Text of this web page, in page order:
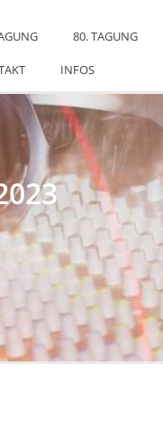
80. TAGUNG
INFOS